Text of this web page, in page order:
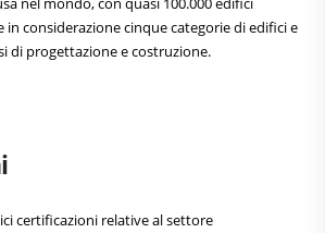
in considerazione cinque categorie di edifici e
di progettazione e costruzione.
certificazioni relative al settore